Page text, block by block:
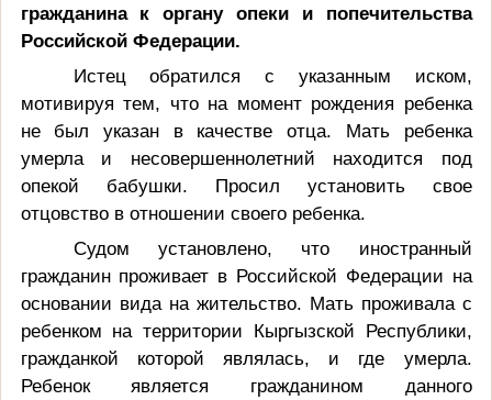
гражданина к органу опеки и попечительства
Российской Федерации.
Истец обратился с указанным иском,
мотивируя тем, что на момент рождения ребенка
не был указан в качестве отца. Мать ребенка
умерла и несовершеннолетний находится под
опекой бабушки. Просил установить свое
отцовство в отношении своего ребенка.
Судом установлено, что иностранный
гражданин проживает в Российской Федерации на
основании вида на жительство. Мать проживала с
ребенком на территории Кыргызской Республики,
гражданкой которой являлась, и где умерла.
Ребенок является гражданином данного